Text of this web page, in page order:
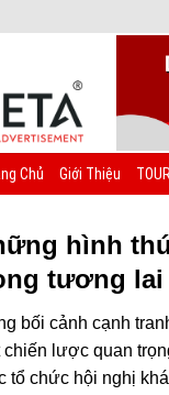
Chủ Giới Thiệu
hình
tương lai
bối cảnh cạnh
chiến lược quan
tổ chức hội nghị